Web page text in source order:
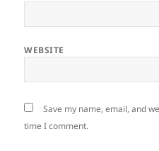
WEBSITE
Save my name, email, and
time I comment.